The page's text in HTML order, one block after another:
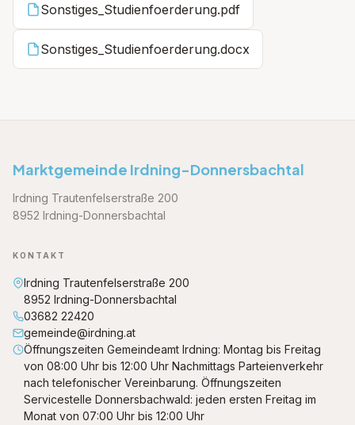
Sonstiges_Studienfoerderung.pdf
Sonstiges_Studienfoerderung.docx
Marktgemeinde Irdning-Donnersbachtal
Irdning Trautenfelserstraße 200
8952 Irdning-Donnersbachtal
KONTAKT
Irdning Trautenfelserstraße 200
8952 Irdning-Donnersbachtal
03682 22420
gemeinde@irdning.at
Öffnungszeiten Gemeindeamt Irdning: Montag bis Freitag
von 08:00 Uhr bis 12:00 Uhr Nachmittags Parteienverkehr
nach telefonischer Vereinbarung. Öffnungszeiten
Servicestelle Donnersbachwald: jeden ersten Freitag im
Monat von 07:00 Uhr bis 12:00 Uhr